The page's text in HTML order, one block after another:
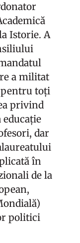
Istorie. A
a militat
toți
privind
educație
dar
în
de la
politici